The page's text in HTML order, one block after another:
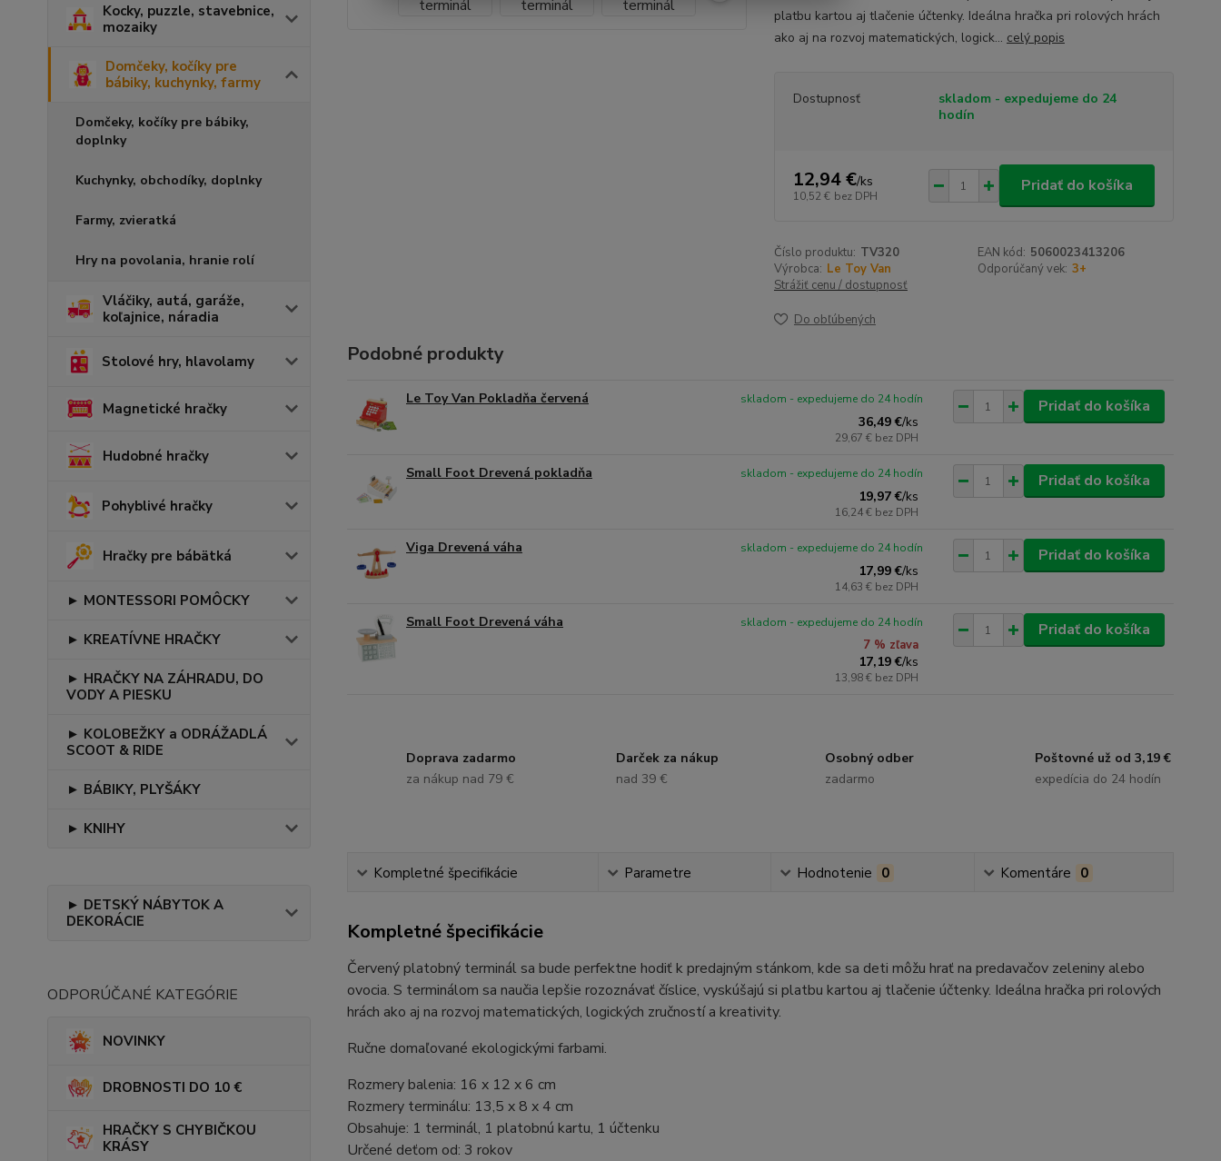
Kocky, puzzle, stavebnice,
mozaiky
Domčeky, kočíky pre
bábiky, kuchynky, farmy
Domčeky, kočíky pre bábiky,
doplnky
Kuchynky, obchodíky, doplnky
Farmy, zvieratká
Hry na povolania, hranie rolí
Vláčiky, autá, garáže,
koľajnice, náradia
Stolové hry, hlavolamy
Magnetické hračky
Hudobné hračky
Pohyblivé hračky
Hračky pre bábätká
► MONTESSORI POMÔCKY
► KREATÍVNE HRAČKY
► HRAČKY NA ZÁHRADU, DO
VODY A PIESKU
► KOLOBEŽKY a ODRÁŽADLÁ
SCOOT & RIDE
► BÁBIKY, PLYŠÁKY
► KNIHY
► DETSKÝ NÁBYTOK A
DEKORÁCIE
ODPORÚČANÉ KATEGÓRIE
NOVINKY
DROBNOSTI DO 10 €
HRAČKY S CHYBIČKOU
KRÁSY
platbu kartou aj tlačenie účtenky. Ideálna hračka pri rolových hrách
ako aj na rozvoj matematických, logick... celý popis
Dostupnosť
skladom - expedujeme do 24
hodín
12,94 €/ks
10,52 € bez DPH
Pridať do košíka
Číslo produktu: TV320 EAN kód: 5060023413206
Výrobca: Le Toy Van Odporúčaný vek: 3+
Strážiť cenu / dostupnosť
Do obľúbených
Podobné produkty
Le Toy Van Pokladňa červená
36,49 €/ks
29,67 € bez DPH
skladom - expedujeme do 24 hodín Pridať do košíka
Small Foot Drevená pokladňa
19,97 €/ks
16,24 € bez DPH
skladom - expedujeme do 24 hodín Pridať do košíka
Viga Drevená váha
17,99 €/ks
14,63 € bez DPH
skladom - expedujeme do 24 hodín Pridať do košíka
Small Foot Drevená váha
7 % zľava
17,19 €/ks
13,98 € bez DPH
skladom - expedujeme do 24 hodín Pridať do košíka
Doprava zadarmo
za nákup nad 79 €
Darček za nákup
nad 39 €
Osobný odber
zadarmo
Poštovné už od 3,19 €
expedícia do 24 hodín
Kompletné špecifikácie Parametre Hodnotenie 0 Komentáre 0
Kompletné špecifikácie
Červený platobný terminál sa bude perfektne hodiť k predajným stánkom, kde sa deti môžu hrať na predavačov zeleniny alebo
ovocia. S terminálom sa naučia lepšie rozoznávať číslice, vyskúšajú si platbu kartou aj tlačenie účtenky. Ideálna hračka pri rolových
hrách ako aj na rozvoj matematických, logických zručností a kreativity.
Ručne domaľované ekologickými farbami.
Rozmery balenia: 16 x 12 x 6 cm
Rozmery terminálu: 13,5 x 8 x 4 cm
Obsahuje: 1 terminál, 1 platobnú kartu, 1 účtenku
Určené deťom od: 3 rokov